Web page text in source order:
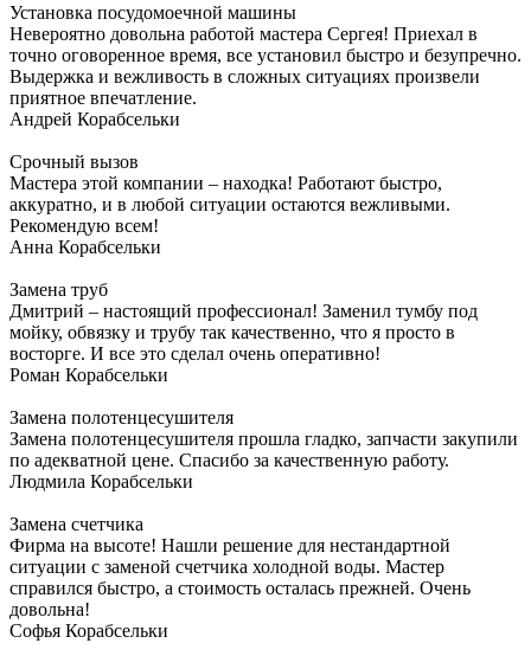
Установка посудомоечной машины
Невероятно довольна работой мастера Сергея! Приехал в
точно оговоренное время, все установил быстро и безупречно.
Выдержка и вежливость в сложных ситуациях произвели
приятное впечатление.
Андрей Корабсельки
Срочный вызов
Мастера этой компании – находка! Работают быстро,
аккуратно, и в любой ситуации остаются вежливыми.
Рекомендую всем!
Анна Корабсельки
Замена труб
Дмитрий – настоящий профессионал! Заменил тумбу под
мойку, обвязку и трубу так качественно, что я просто в
восторге. И все это сделал очень оперативно!
Роман Корабсельки
Замена полотенцесушителя
Замена полотенцесушителя прошла гладко, запчасти закупили
по адекватной цене. Спасибо за качественную работу.
Людмила Корабсельки
Замена счетчика
Фирма на высоте! Нашли решение для нестандартной
ситуации с заменой счетчика холодной воды. Мастер
справился быстро, а стоимость осталась прежней. Очень
довольна!
Софья Корабсельки